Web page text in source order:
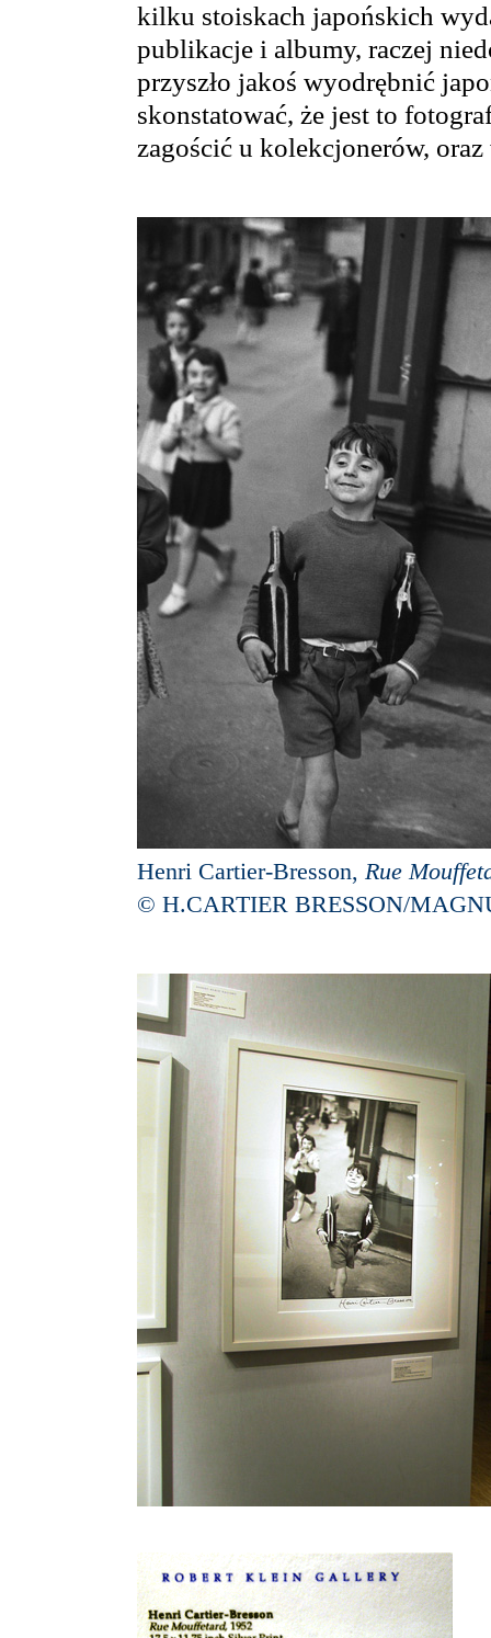
kilku stoiskach japońskich
publikacje i albumy, raczej
przyszło jakoś wyodrębnić
skonstatować, że jest to
zagościć u kolekcjonerów,
Henri Cartier-Bresson, Rue
© H.CARTIER BRESSON/